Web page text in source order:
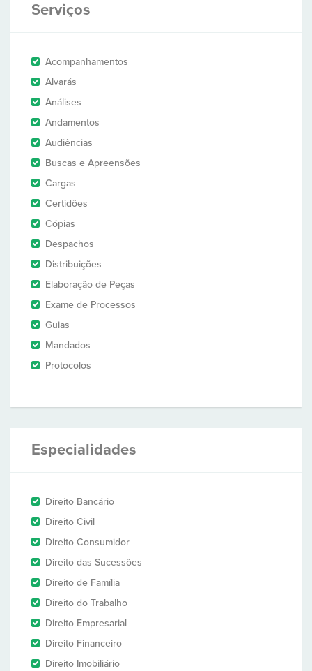
Serviços
Acompanhamentos
Alvarás
Análises
Andamentos
Audiências
Buscas e Apreensões
Cargas
Certidões
Cópias
Despachos
Distribuições
Elaboração de Peças
Exame de Processos
Guias
Mandados
Protocolos
Especialidades
Direito Bancário
Direito Civil
Direito Consumidor
Direito das Sucessões
Direito de Família
Direito do Trabalho
Direito Empresarial
Direito Financeiro
Direito Imobiliário